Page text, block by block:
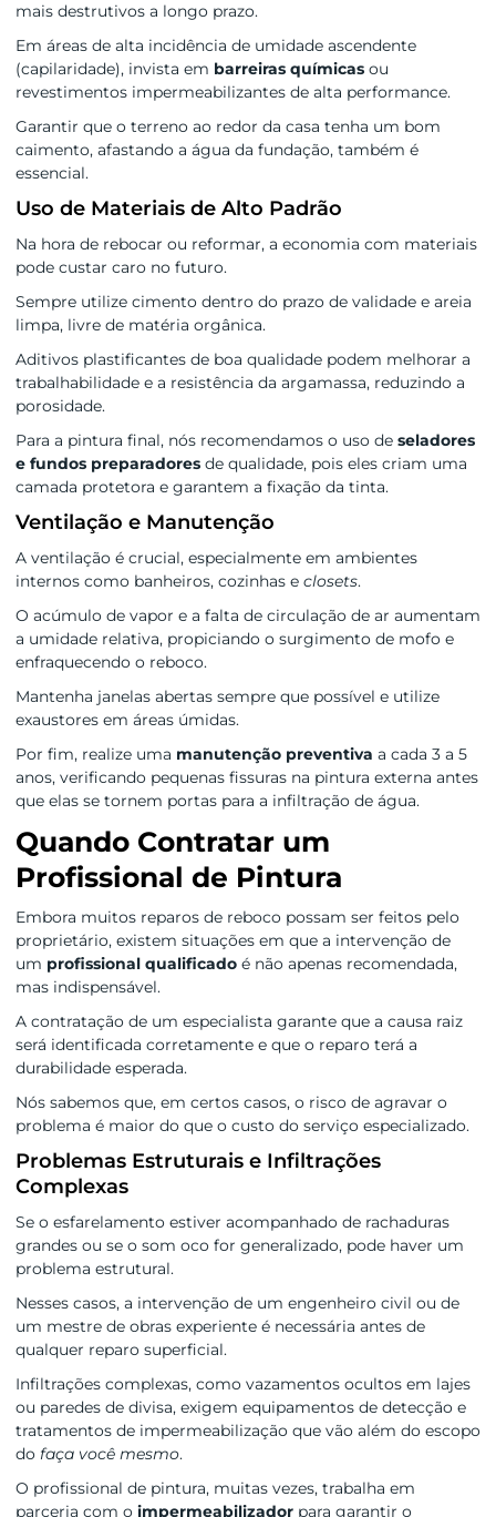
mais destrutivos a longo prazo.
Em áreas de alta incidência de umidade ascendente
(capilaridade), invista em barreiras químicasou
revestimentos impermeabilizantes de alta performance.
Garantir que o terreno ao redor da casa tenha um bom
caimento, afastando a água da fundação, também é
essencial.
Uso de Materiais de Alto Padrão
Na hora de rebocar ou reformar, a economia com materiais
pode custar caro no futuro.
Sempre utilize cimento dentro do prazo de validade e areia
limpa, livre de matéria orgânica.
Aditivos plastificantes de boa qualidade podem melhorar a
trabalhabilidade e a resistência da argamassa, reduzindo a
porosidade.
Para a pintura final, nós recomendamos o uso de seladores
e fundos preparadoresde qualidade, pois eles criam uma
camada protetora e garantem a fixação da tinta.
Ventilação e Manutenção
A ventilação é crucial, especialmente em ambientes
internos como banheiros, cozinhas e closets.
O acúmulo de vapor e a falta de circulação de ar aumentam
a umidade relativa, propiciando o surgimento de mofo e
enfraquecendo o reboco.
Mantenha janelas abertas sempre que possível e utilize
exaustores em áreas úmidas.
Por fim, realize uma manutenção preventiva a cada 3 a 5
anos, verificando pequenas fissuras na pintura externa antes
que elas se tornem portas para a infiltração de água.
Quando Contratar um
Profissional de Pintura
Embora muitos reparos de reboco possam ser feitos pelo
proprietário, existem situações em que a intervenção de
um profissional qualificadoé não apenas recomendada,
mas indispensável.
A contratação de um especialista garante que a causa raiz
será identificada corretamente e que o reparo terá a
durabilidade esperada.
Nós sabemos que, em certos casos, o risco de agravar o
problema é maior do que o custo do serviço especializado.
Problemas Estruturais e Infiltrações
Complexas
Se o esfarelamento estiver acompanhado de rachaduras
grandes ou se o som oco for generalizado, pode haver um
problema estrutural.
Nesses casos, a intervenção de um engenheiro civil ou de
um mestre de obras experiente é necessária antes de
qualquer reparo superficial.
Infiltrações complexas, como vazamentos ocultos em lajes
ou paredes de divisa, exigem equipamentos de detecção e
tratamentos de impermeabilização que vão além do escopo
do faça você mesmo.
O profissional de pintura, muitas vezes, trabalha em
parceria com o impermeabilizadorpara garantir o